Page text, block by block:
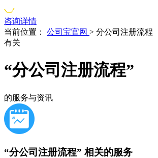
咨询详情
当前位置：
公司宝官网 > 分公司注册流程
有关
“分公司注册流程”
的服务与资讯
“分公司注册流程” 相关的服务